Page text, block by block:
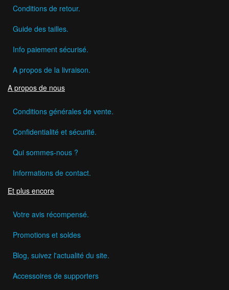
Conditions de retour.
Guide des tailles.
Info paiement sécurisé.
A propos de la livraison.
A propos de nous
Conditions générales de vente.
Confidentialité et sécurité.
Qui sommes-nous ?
Informations de contact.
Et plus encore
Votre avis récompensé.
Promotions et soldes
Blog, suivez l'actualité du site.
Accessoires de supporters